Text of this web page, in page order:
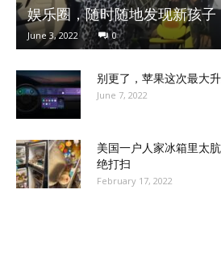
娱乐圈，随时随地发现新孩子
June 3, 2022 0
别更了，苹果这次最大
June 7, 2022
美国一户人家冰箱里太
绝打扫
February 17, 2022